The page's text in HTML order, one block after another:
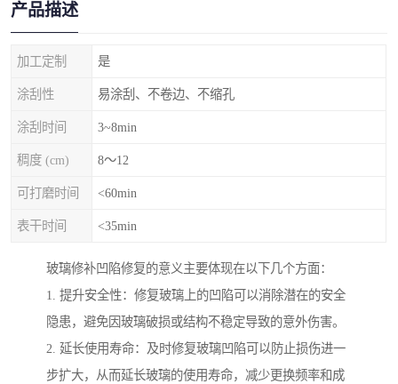
产品描述
加工定制 是
涂刮性 易涂刮、不卷边、不缩孔
涂刮时间 3~8min
稠度 (cm) 8～12
可打磨时间 <60min
表干时间 <35min
玻璃修补凹陷修复的意义主要体现在以下几个方面：
1. 提升安全性：修复玻璃上的凹陷可以消除潜在的安全
隐患，避免因玻璃破损或结构不稳定导致的意外伤害。
2. 延长使用寿命：及时修复玻璃凹陷可以防止损伤进一
步扩大，从而延长玻璃的使用寿命，减少更换频率和成